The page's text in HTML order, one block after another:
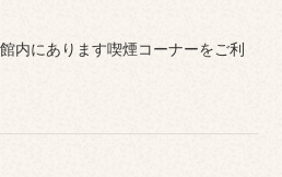
情を味わっていただけま
下さい。
内にあります喫煙コーナーをご利